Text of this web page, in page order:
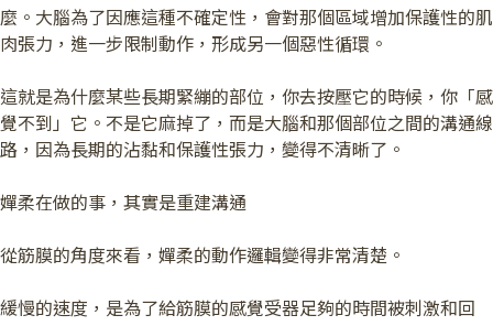
麼。大腦為了因應這種不確定性，會對那個區域增加保護性的肌
肉張力，進一步限制動作，形成另一個惡性循環。
這就是為什麼某些長期緊繃的部位，你去按壓它的時候，你「感
覺不到」它。不是它麻掉了，而是大腦和那個部位之間的溝通線
路，因為長期的沾黏和保護性張力，變得不清晰了。
嬋柔在做的事，其實是重建溝通
從筋膜的角度來看，嬋柔的動作邏輯變得非常清楚。
緩慢的速度，是為了給筋膜的感覺受器足夠的時間被刺激和回